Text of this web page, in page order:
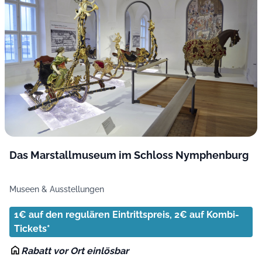
Das Marstallmuseum im Schloss Nymphenburg
Museen & Ausstellungen
1€ auf den regulären Eintrittspreis, 2€ auf Kombi-
Tickets*
Rabatt vor Ort einlösbar